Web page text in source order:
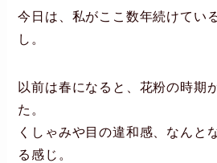
今日は、私がここ数年続けてい
し。
以前は春になると、花粉の時期
た。
くしゃみや目の違和感、なんと
る感じ。